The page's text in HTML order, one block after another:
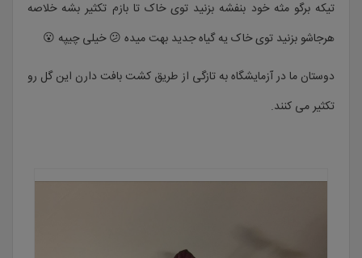
تیکه برگو مثه خود بنفشه بزنید توی خاک تا بازم تکثیر بشه خلاصه
هرجاشو بزنید توی خاک یه گیاه جدید بهت میده 😕 خیلی چیپه 😮
دوستان ما در آزمایشگاه به تازگی از طریق کشت بافت دارن این گل رو
تکثیر می کنند.